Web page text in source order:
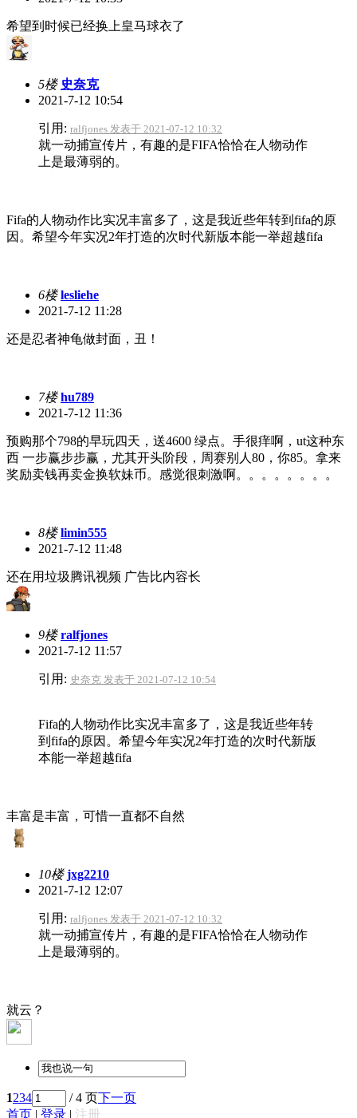
希望到时候已经换上皇马球衣了
5楼 史奈克
2021-7-12 10:54
引用: ralfjones 发表于 2021-07-12 10:32
就一动捕宣传片，有趣的是FIFA恰恰在人物动作
上是最薄弱的。
Fifa的人物动作比实况丰富多了，这是我近些年转到fifa的原
因。希望今年实况2年打造的次时代新版本能一举超越fifa
6楼 lesliehe
2021-7-12 11:28
还是忍者神龟做封面，丑！
7楼 hu789
2021-7-12 11:36
预购那个798的早玩四天，送4600 绿点。手很痒啊，ut这种东
西 一步赢步步赢，尤其开头阶段，周赛别人80，你85。拿来
奖励卖钱再卖金换软妹币。感觉很刺激啊。。。。。。。。
8楼 limin555
2021-7-12 11:48
还在用垃圾腾讯视频 广告比内容长
9楼 ralfjones
2021-7-12 11:57
引用: 史奈克 发表于 2021-07-12 10:54
Fifa的人物动作比实况丰富多了，这是我近些年转
到fifa的原因。希望今年实况2年打造的次时代新版
本能一举超越fifa
丰富是丰富，可惜一直都不自然
10楼 jxg2210
2021-7-12 12:07
引用: ralfjones 发表于 2021-07-12 10:32
就一动捕宣传片，有趣的是FIFA恰恰在人物动作
上是最薄弱的。
就云？
1234 / 4 页下一页
首页 | 登录 | 注册